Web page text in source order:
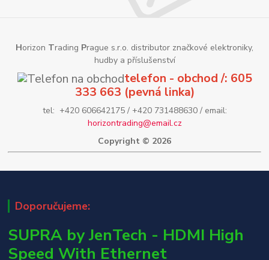
Horizon Trading Prague s.r.o. distributor značkové elektroniky,
hudby a příslušenství
telefon - obchod /: 605
333 663 (pevná linka)
tel: +420 606642175 / +420 731488630 / email:
horizontrading@email.cz
Copyright © 2026
Doporučujeme:
SUPRA by JenTech - HDMI High
Speed With Ethernet